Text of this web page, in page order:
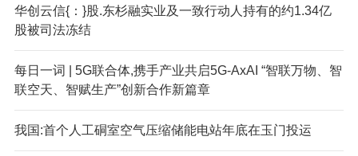
华创云信{：}股.东杉融实业及一致行动人持有的约1.34亿
股被司法冻结
每日一词 | 5G联合体,携手产业共启5G-AxAI “智联万物、智
联空天、智赋生产”创新合作新篇章
我国:首个人工硐室空气压缩储能电站年底在玉门投运